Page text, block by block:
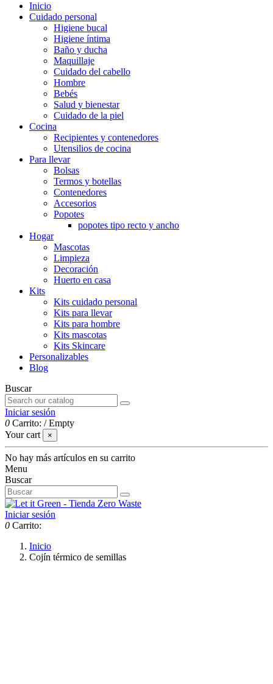
Inicio
Cuidado personal
Higiene bucal
Higiene íntima
Baño y ducha
Maquillaje
Cuidado del cabello
Hombre
Bebés
Salud y bienestar
Cuidado de la piel
Cocina
Recipientes y contenedores
Utensilios de cocina
Para llevar
Bolsas
Termos y botellas
Contenedores
Accesorios
Popotes
popotes tipo recto y ancho
Hogar
Mascotas
Limpieza
Decoración
Huerto en casa
Kits
Kits cuidado personal
Kits para llevar
Kits para hombre
Kits mascotas
Kits Skincare
Personalizables
Blog
Buscar
Iniciar sesión
0 Carrito: /Empty
Your cart
×
No hay más artículos en su carrito
Menu
Buscar
Iniciar sesión
0 Carrito:
Inicio
Cojín térmico de semillas